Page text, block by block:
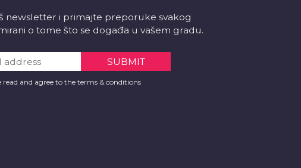
newsletter i primajte preporuke svakog
o tome što se događa u vašem gradu.
read and agree to the terms & conditions